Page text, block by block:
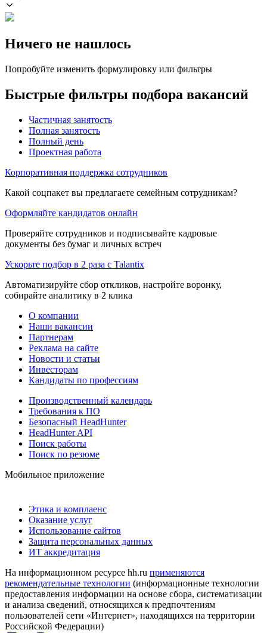
Ничего не нашлось
Попробуйте изменить формулировку или фильтры
Быстрые фильтры подбора вакансий
Частичная занятость
Полная занятость
Полный день
Проектная работа
Корпоративная поддержка сотрудников
Какой соцпакет вы предлагаете семейным сотрудникам?
Оформляйте кандидатов онлайн
Проверяйте сотрудников и подписывайте кадровые
документы без бумаг и личных встреч
Ускорьте подбор в 2 раза с Talantix
Автоматизируйте сбор откликов, настройте воронку,
собирайте аналитику в 2 клика
О компании
Наши вакансии
Партнерам
Реклама на сайте
Новости и статьи
Инвесторам
Кандидаты по профессиям
Производственный календарь
Требования к ПО
Безопасный HeadHunter
HeadHunter API
Поиск работы
Поиск по резюме
Мобильное приложение
Этика и комплаенс
Оказание услуг
Использование сайтов
Защита персональных данных
ИТ аккредитация
На информационном ресурсе hh.ru применяются
рекомендательные технологии (информационные технологии
предоставления информации на основе сбора, систематизации
и анализа сведений, относящихся к предпочтениям
пользователей сети «Интернет», находящихся на территории
Российской Федерации)